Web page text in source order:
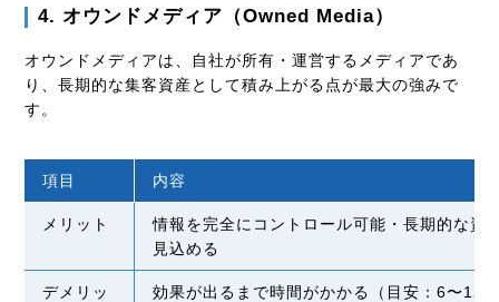
4. オウンドメディア（Owned Media）
オウンドメディアは、自社が所有・運営するメディアであ
り、長期的な集客資産として積み上がる点が最大の強みで
す。
項目 内容
メリット
情報を完全にコントロール可能・長期的な資
見込める
デメリッ
効果が出るまで時間がかかる（目安：6〜12